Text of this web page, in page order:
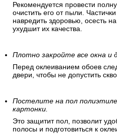
Рекомендуется провести
очистить его от пыли.
навредить здоровью, осесть
ухудшит их качества.
Плотно закройте все окна и
Перед оклеиванием обоев
двери, чтобы не допустить
Постелите на пол
картонки.
Это защитит пол, позволит
полосы и подготовиться к